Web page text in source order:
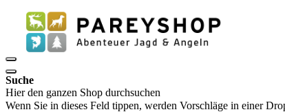
Suche
Hier den ganzen Shop durchsuchen
Wenn Sie in dieses Feld tippen, werden Vorschläge in einer